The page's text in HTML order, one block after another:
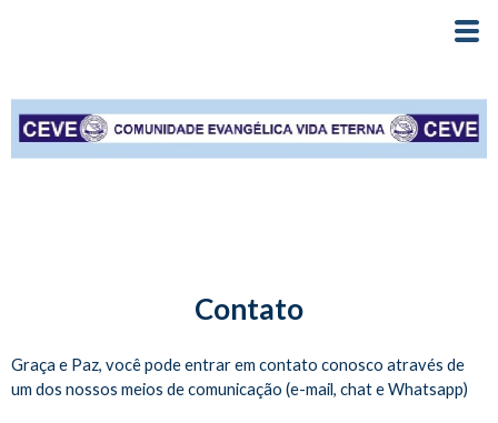
Contato
Graça e Paz, você pode entrar em contato conosco através de
um dos nossos meios de comunicação (e-mail, chat e Whatsapp)